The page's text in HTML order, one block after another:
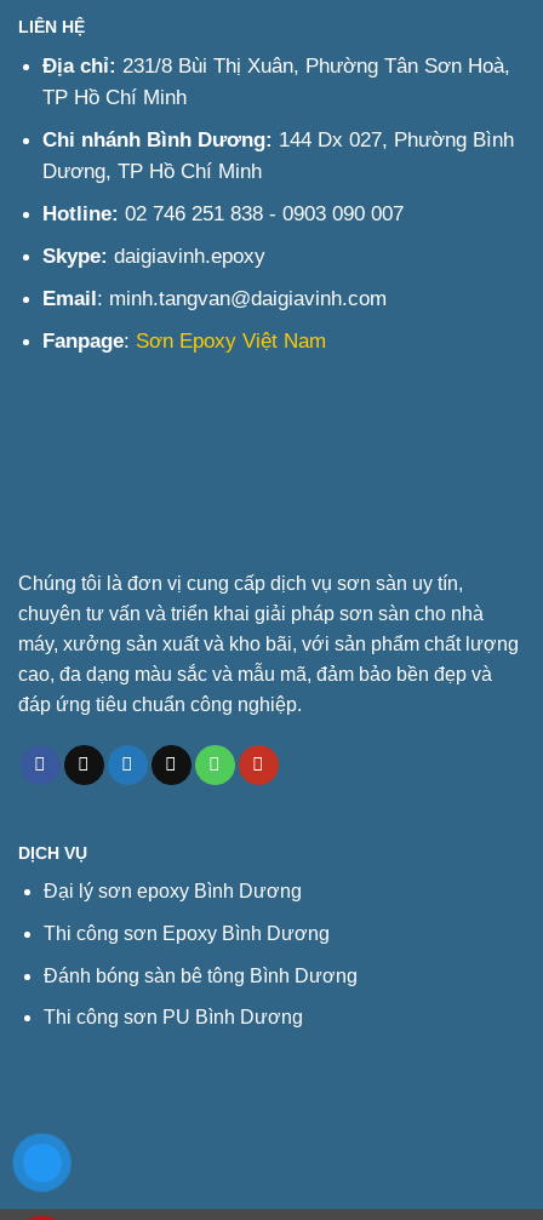
An
năm
Chúng tôi là đơn vị cung cấp dịch vụ sơn sàn uy tín,
chuyên tư vấn và triển khai giải pháp sơn sàn cho nhà
máy, xưởng sản xuất và kho bãi, với sản phẩm chất lượng
cao, đa dạng màu sắc và mẫu mã, đảm bảo bền đẹp và
đáp ứng tiêu chuẩn công nghiệp.
LIÊN HỆ
Địa chỉ: 231/8 Bùi Thị Xuân, Phường Tân Sơn Hoà,
TP Hồ Chí Minh
Chi nhánh Bình Dương: 144 Dx 027, Phường Bình
Dương, TP Hồ Chí Minh
Hotline: 02 746 251 838 - 0903 090 007
Skype: daigiavinh.epoxy
Email : minh.tangvan@daigiavinh.com
Fanpage: Sơn Epoxy Việt Nam
DỊCH VỤ
Đại lý sơn epoxy Bình Dương
Thi công sơn Epoxy Bình Dương
Đánh bóng sàn bê tông Bình Dương
Thi công sơn PU Bình Dương